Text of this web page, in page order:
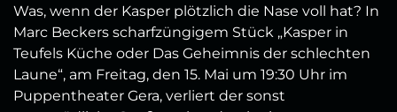
Was, wenn der Kasper plötzlich die Nase voll hat? In
Marc Beckers scharfzüngigem Stück „Kasper in
Teufels Küche oder Das Geheimnis der schlechten
Laune“, am Freitag, den 15. Mai um 19:30 Uhr im
Puppentheater Gera, verliert der sonst